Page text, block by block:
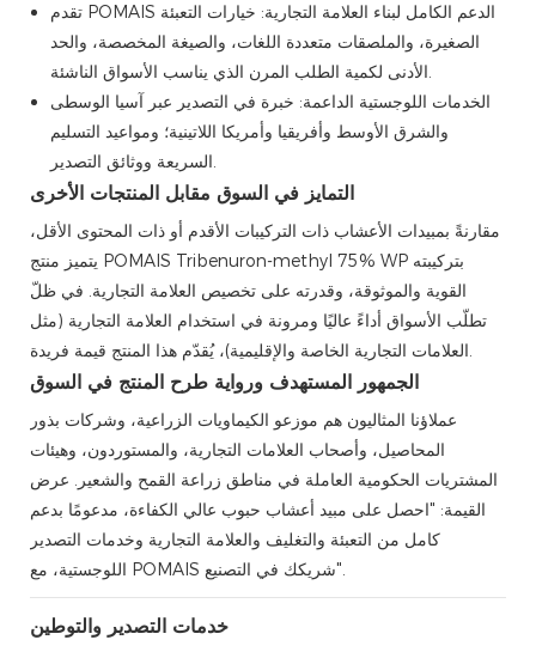
تقدم POMAIS الدعم الكامل لبناء العلامة التجارية: خيارات التعبئة
الصغيرة، والملصقات متعددة اللغات، والصيغة المخصصة، والحد
الأدنى لكمية الطلب المرن الذي يناسب الأسواق الناشئة.
الخدمات اللوجستية الداعمة: خبرة في التصدير عبر آسيا الوسطى
والشرق الأوسط وأفريقيا وأمريكا اللاتينية؛ ومواعيد التسليم
السريعة ووثائق التصدير.
التمايز في السوق مقابل المنتجات الأخرى
مقارنةً بمبيدات الأعشاب ذات التركيبات الأقدم أو ذات المحتوى الأقل،
يتميز منتج POMAIS Tribenuron-methyl 75% WP بتركيبته
القوية والموثوقة، وقدرته على تخصيص العلامة التجارية. في ظلّ
تطلّب الأسواق أداءً عاليًا ومرونة في استخدام العلامة التجارية (مثل
العلامات التجارية الخاصة والإقليمية)، يُقدّم هذا المنتج قيمة فريدة.
الجمهور المستهدف ورواية طرح المنتج في السوق
عملاؤنا المثاليون هم موزعو الكيماويات الزراعية، وشركات بذور
المحاصيل، وأصحاب العلامات التجارية، والمستوردون، وهيئات
المشتريات الحكومية العاملة في مناطق زراعة القمح والشعير. عرض
القيمة: "احصل على مبيد أعشاب حبوب عالي الكفاءة، مدعومًا بدعم
كامل من التعبئة والتغليف والعلامة التجارية وخدمات التصدير
اللوجستية، مع POMAIS شريكك في التصنيع".
خدمات التصدير والتوطين